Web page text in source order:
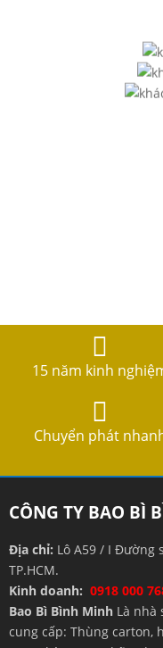
15 năm kinh
Chuyển phát
CÔNG TY BAO BÌ
Địa chỉ: Lô A59 / I Đường
TP.HCM.
Kinh doanh: 0918 000
Bao Bì Bình Minh Là nhà
cung cấp: Thùng carton,